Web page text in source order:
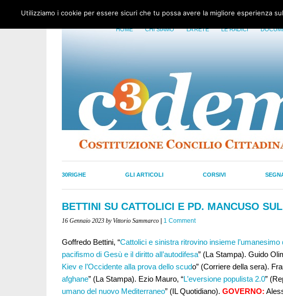
HOME CHI SIAMO LA RETE LE RADICI
30RIGHE GLI ARTICOLI CORSIVI
BETTINI SU CATTOLICI E PD. MANCUSO
16 Gennaio 2023 by Vittorio Sammarco 1 Comment
Goffredo Bettini, “Cattolici e sinistra ritrovino insieme l’umanesimo
pacifismo di Gesù e il diritto all’autodifesa” (La Stampa). Guido
Kiev e l’Occidente alla prova dello scudo” (Corriere della sera).
afghane” (La Stampa). Ezio Mauro, “L’eversione populista 2.0”
umano del nuovo Mediterraneo” (IL Quotidiano). GOVERNO:
Utilizziamo i cookie per essere sicuri che tu possa avere la migliore esperienza